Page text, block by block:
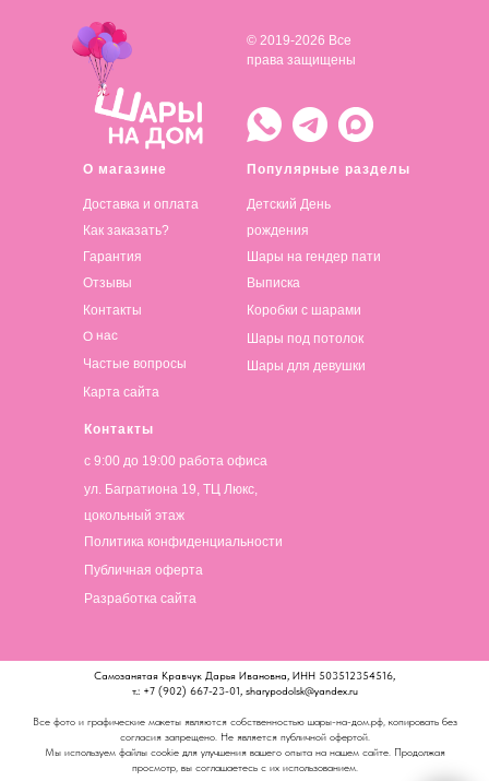
О магазине
Доставка и оплата
Популярные разделы
Детский День
рождения
Контакты
© 2019-2026 Все
права защищены
Как заказать?
Гарантия
Отзывы
Контакты
О нас
Частые вопросы
Карта сайта
Шары на гендер пати
Выписка
Коробки с шарами
Шары под потолок
Шары для девушки
с 9:00 до 19:00 работа офиса
ул. Багратиона 19, ТЦ Люкс,
цокольный этаж
Политика конфиденциальности
Публичная оферта
Разработка сайта
Самозанятая Кравчук Дарья Ивановна, ИНН 503512354516,
т.: +7 (902) 667-23-01, sharypodolsk@yandex.ru
Все фото и графические макеты являются собственностью шары-на-дом.рф, копировать без
согласия запрещено. Не является публичной офертой.
Мы используем файлы cookie для улучшения вашего опыта на нашем сайте. Продолжая
просмотр, вы соглашаетесь с их использованием.